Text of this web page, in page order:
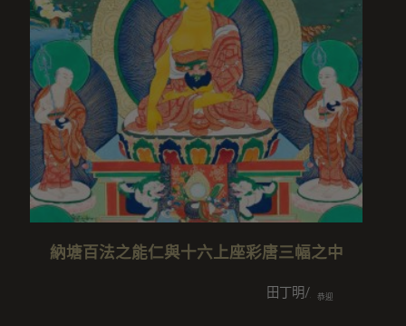
納塘百法之能仁與十六上座彩唐三幅之中
田丁明/王美智/田岳衢/王覧/
恭迎